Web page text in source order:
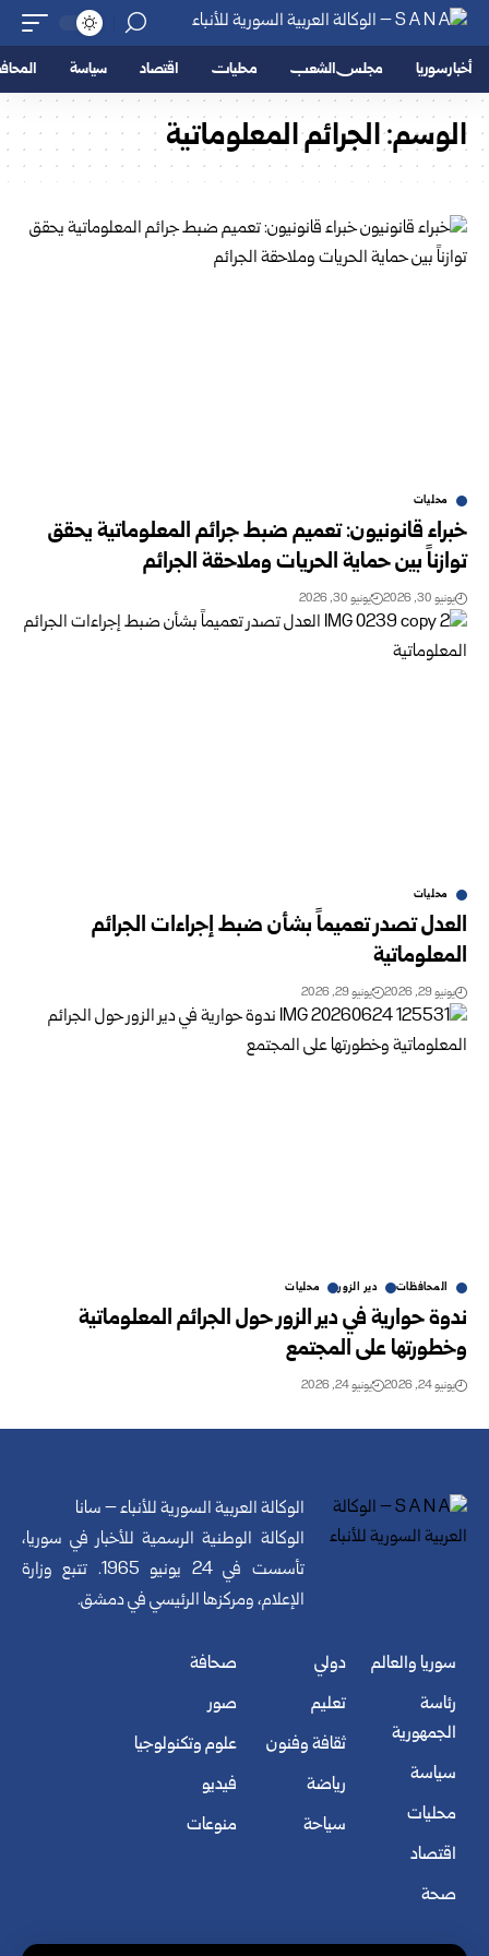
أخبار سوريا مجلس الشعب محليات اقتصاد سياسة
الوسم:الجرائم المعلوماتية
محليات
خبراء قانونيون: تعميم ضبط جرائم المعلوماتية يحقق
توازناً بين حماية الحريات وملاحقة الجرائم
يونيو 30, 2026 يونيو 30, 2026
محليات
العدل تصدر تعميماً بشأن ضبط إجراءات الجرائم
المعلوماتية
يونيو 29, 2026 يونيو 29, 2026
المحافظات دير الزور محليات
ندوة حوارية في دير الزور حول الجرائم المعلوماتية
وخطورتها على المجتمع
يونيو 24, 2026 يونيو 24, 2026
الوكالة العربية السورية للأنباء – سانا
الوكالة الوطنية الرسمية للأخبار في سوريا،
تأسست في 24 يونيو 1965. تتبع وزارة
الإعلام، ومركزها الرئيسي في دمشق.
سوريا والعالم
رئاسة
الجمهورية
سياسة
محليات
اقتصاد
صحة
دولي
تعليم
ثقافة وفنون
رياضة
سياحة
صحافة
صور
علوم وتكنولوجيا
فيديو
منوعات